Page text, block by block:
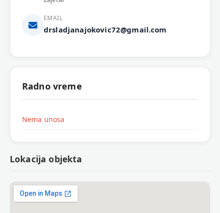
EMAIL
drsladjanajokovic72@gmail.com
Radno vreme
Nema unosa
Lokacija objekta